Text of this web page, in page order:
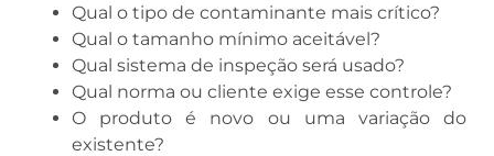
Qual o tipo de contaminante mais crítico?
Qual o tamanho mínimo aceitável?
Qual sistema de inspeção será usado?
Qual norma ou cliente exige esse controle?
O produto é novo ou uma variação do
existente?